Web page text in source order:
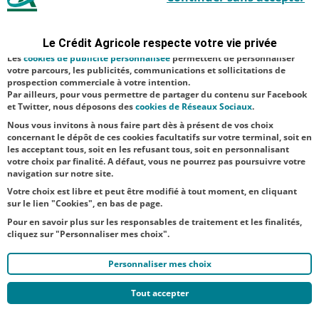
animateur de
l’événement -
Matthieu
Renard,
Le Crédit Agricole respecte votre vie privée
sécurité ; d’autres sont facultatifs. Les
satisfaction facultatifs.
Lescookies de publicité personnalisée permettent de personnaliser
votre parcours, les publicités, communications et sollicitations de
prospection commerciale à votre intention.
Par ailleurs, pour vous permettre de partager du contenu sur Facebook
et Twitter, nous déposons descookies de Réseaux Sociaux.
Nous vous invitons à nous faire part dès à présent de vos choix
concernant le dépôt de ces cookies facultatifs sur votre terminal, soit en
les acceptant tous, soit en les refusant tous, soit en personnalisant
votre choix par finalité. A défaut, vous ne pourrez pas poursuivre votre
navigation sur notre site.
Votre choix est libre et peut être modifié à tout moment, en cliquant
sur le lien "Cookies", en bas de page.
Pour en savoir plus sur les responsables de traitement et les finalités,
cliquez sur "Personnaliser mes choix".
Personnaliser mes choix
Tout accepter